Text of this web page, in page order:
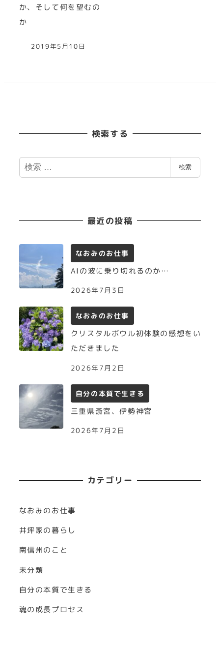
か、そして何を望むの
か
2019年5月10日
検索する
検
索
検索
最近の投稿
なおみのお仕事
AIの波に乗り切れるのか…
2026年7月3日
なおみのお仕事
クリスタルボウル初体験の感想をい
ただきました
2026年7月2日
自分の本質で生きる
三重県斎宮、伊勢神宮
2026年7月2日
カテゴリー
なおみのお仕事
井坪家の暮らし
南信州のこと
未分類
自分の本質で生きる
魂の成長プロセス